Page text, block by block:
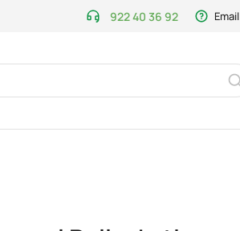
922 40 36 92 Email